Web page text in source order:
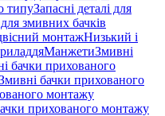
типуЗапасні деталі для
змивних бачків
монтажНизький і
МанжетиЗмивні
бачки прихованого
бачки прихованого
монтажу
прихованого монтажу